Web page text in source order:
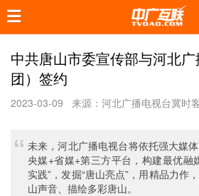
中共唐山市委宣传部与河北
团）签约
2023-03-09 来源：河北广播电视台冀时
未来，河北广播电视台将依托强大媒
央媒+省媒+第三方平台，构建最优融
实践”，发掘“唐山亮点”，用精品力作
山声音、描绘多彩唐山。